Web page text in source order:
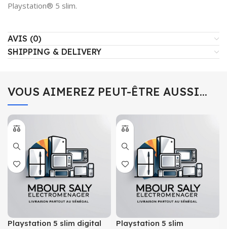
Playstation® 5 slim.
AVIS (0)
SHIPPING & DELIVERY
VOUS AIMEREZ PEUT-ÊTRE AUSSI…
Playstation 5 slim digital Playstation 5 slim